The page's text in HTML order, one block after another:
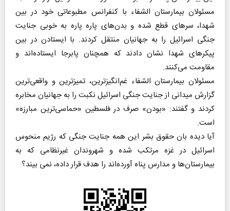
مسئولان بیمارستان الشفاء با کنفرانس مطبوعاتی خود در بین
شهدا، سرهای قطع شده و بدن‌های پاره پاره به خوبی جنایت
جنگی اسرائیل را به جهانیان منتقل کردند. با ایستادن در بین
پیکرهای شهدا نشان دادند که همچنان پابرجا ایستاده‌اند و
مقاومت می‌کنند.
مسئولان بیمارستان الشفاء غم‌انگیزترین، تمیزترین و واقعی‌ترین
گزارش میدانی از جنایت جنگی اسرائیل نکبت را به جهانیان مخابره
کردند و گفتند: «بودن» صرف در فلسطین «حماسی‌ترین مبارزه»
است.
آیا دیده بان حقوق بشر این همه جنایت جنگی که رژیم منحوس
اسرائیل در غزه مرتکب شده و شهروندان غیرنظامی که به
بیمارستان‌ها و مدارس پناه آورده‌اند را هدف قرار داده، نمی بیند؟